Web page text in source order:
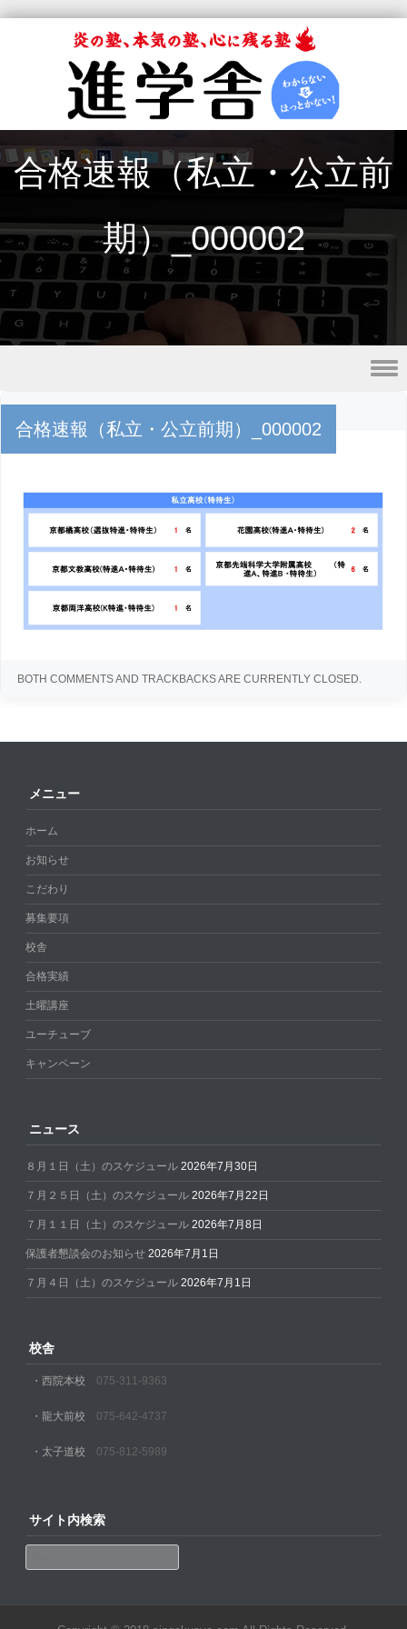
合格速報（私立・公立前
期）_000002
Skip to content
合格速報（私立・公立前期）_000002
← Previous Next →
BOTH COMMENTS AND TRACKBACKS ARE CURRENTLY CLOSED.
メニュー
ホーム
お知らせ
こだわり
募集要項
校舎
合格実績
土曜講座
ユーチューブ
キャンペーン
ニュース
８月１日（土）のスケジュール 2026年7月30日
７月２５日（土）のスケジュール 2026年7月22日
７月１１日（土）のスケジュール 2026年7月8日
保護者懇談会のお知らせ 2026年7月1日
７月４日（土）のスケジュール 2026年7月1日
校舎
・西院本校 075-311-9363
・龍大前校 075-642-4737
・太子道校 075-812-5989
サイト内検索